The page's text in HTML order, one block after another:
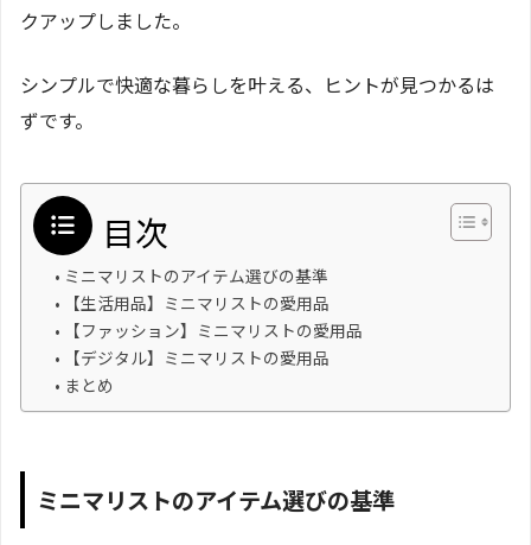
クアップしました。
シンプルで快適な暮らしを叶える、ヒントが見つかるは
ずです。
目次
ミニマリストのアイテム選びの基準
【生活用品】ミニマリストの愛用品
【ファッション】ミニマリストの愛用品
【デジタル】ミニマリストの愛用品
まとめ
ミニマリストのアイテム選びの基準